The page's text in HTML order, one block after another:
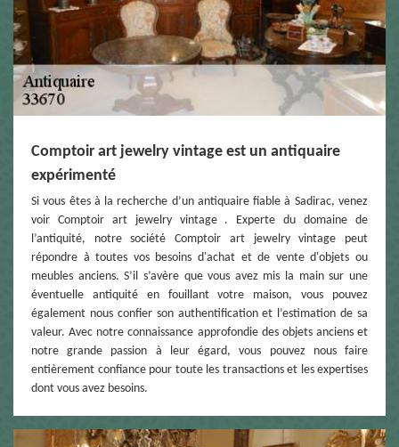
Comptoir art jewelry vintage est un antiquaire
expérimenté
Si vous êtes à la recherche d’un antiquaire fiable à Sadirac, venez
voir Comptoir art jewelry vintage . Experte du domaine de
l’antiquité, notre société Comptoir art jewelry vintage peut
répondre à toutes vos besoins d'achat et de vente d'objets ou
meubles anciens. S’il s’avère que vous avez mis la main sur une
éventuelle antiquité en fouillant votre maison, vous pouvez
également nous confier son authentification et l’estimation de sa
valeur. Avec notre connaissance approfondie des objets anciens et
notre grande passion à leur égard, vous pouvez nous faire
entièrement confiance pour toute les transactions et les expertises
dont vous avez besoins.